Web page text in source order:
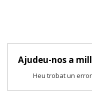
Ajudeu-nos a
Heu trobat un